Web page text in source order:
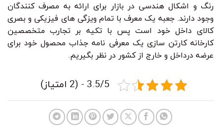
رنگ و اشکال هندسی در بازار برای ارائه به مصرف کنندگان
وجود دارند. جعبه یک معرف با تمام ویزگی های فیزیکی و بصری
کالای داخل خود است پس با تکیه بر تجارب متخصصین
کارخانه کارتن سازی یک معرفی نامه جذاب محصول خود برای
عرضه درداخل و خارج از کشور در نظر بگیریم.
3.5/5 - (2 امتیاز)